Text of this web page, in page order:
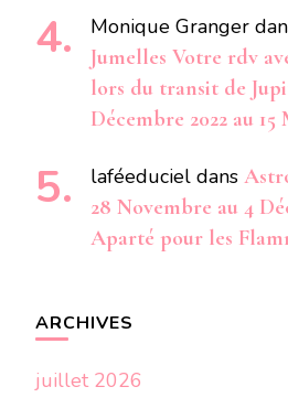
Monique Granger
Jumelles Votre rdv
lors du transit de
Décembre 2022 au 15
laféeduciel dans
28 Novembre au 4
Aparté pour les
ARCHIVES
juillet 2026